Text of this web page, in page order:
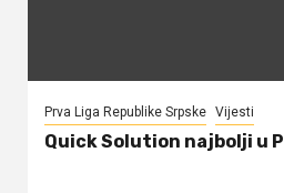
Prva Liga Republike Srpske Vijesti
Quick Solution najbolji u